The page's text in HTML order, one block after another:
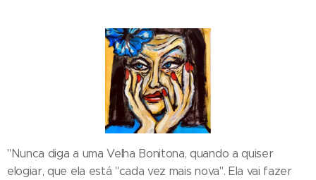
"Nunca diga a uma Velha Bonitona, quando a quiser
elogiar, que ela está "cada vez mais nova". Ela vai fazer